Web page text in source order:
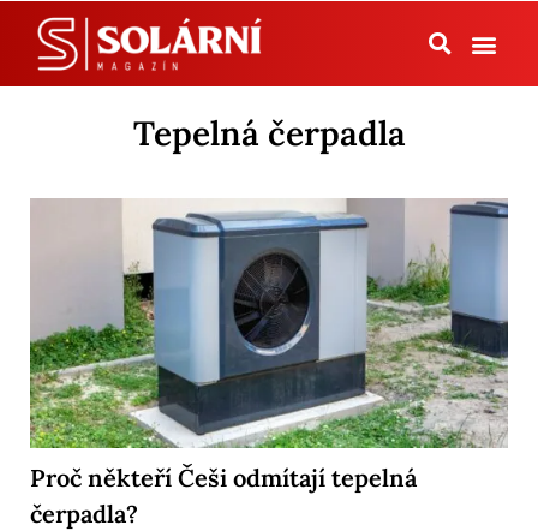
Tepelná čerpadla
Proč někteří Češi odmítají tepelná
čerpadla?